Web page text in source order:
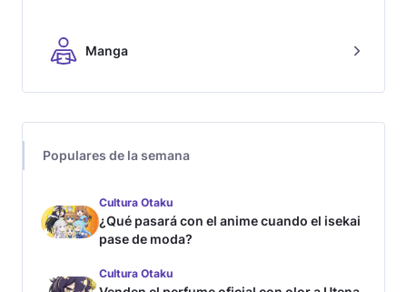
Manga
Populares de la semana
Cultura Otaku
¿Qué pasará con el anime cuando el isekai
pase de moda?
Cultura Otaku